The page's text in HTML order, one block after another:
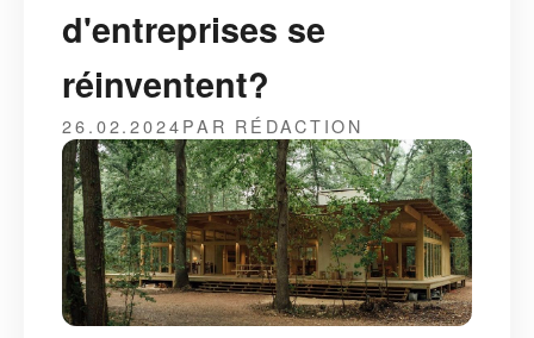
d'entreprises se
réinventent?
26.02.2024PAR RÉDACTION